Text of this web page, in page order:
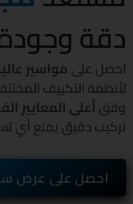
دقة
احصل علىمواسير
لأنظمة التكييف
وفقأعلى المعايير
تركيب دقيق يمنع أي
احصل على عرض